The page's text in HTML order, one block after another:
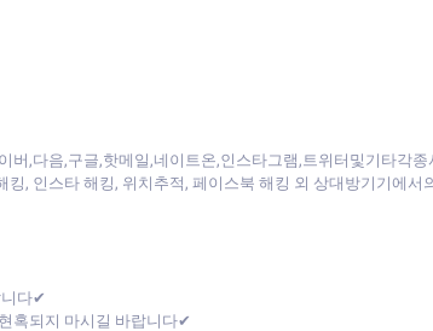
,다음,구글,핫메일,네이트온,인스타그램,트위터및기타각
, 인스타 해킹, 위치추적, 페이스북 해킹 외 상대방기기에서
다✔
혹되지 마시길 바랍니다✔